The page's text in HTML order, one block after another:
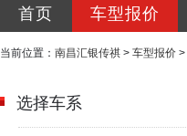
首页 车型报价
当前位置： 南昌汇银传祺 > 车型报价 >
选择车系